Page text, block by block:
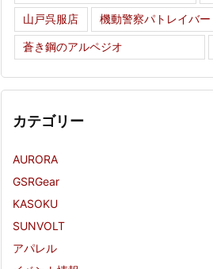
山戸呉服店 機動警察パトレイバー
蒼き鋼のアルペジオ
カテゴリー
AURORA
GSRGear
KASOKU
SUNVOLT
アパレル